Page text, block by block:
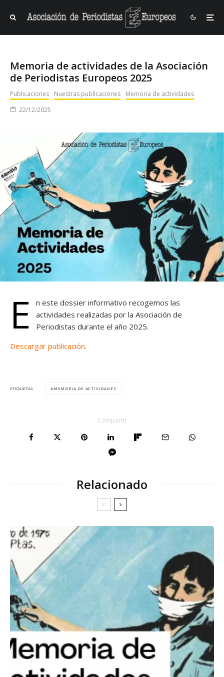
Memoria de actividades de la Asociación
de Periodistas Europeos 2025
Publicaciones Nuestras publicaciones
Memoria de actividades
22/12/2025
E
n este dossier informativo recogemos las
actividades realizadas por la Asociación de
Periodistas durante el año 2025.
Descargar publicación.
ETIQUETAS MEMORIA DE ACTIVIDADES
Compartir
Relacionado